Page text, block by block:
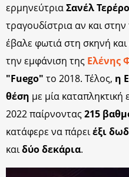
ερμηνεύτριαΣανέλ Τερέρο
τραγουδίστρια αν και
έβαλε φωτιά στη σκηνή
την εμφάνιση της Ελένης
"Fuego" το 2018. Τέλος, η
θέση με μία
2022 παίρνοντας215
κατάφερε να πάρειέξι
καιδύο δεκάρια.